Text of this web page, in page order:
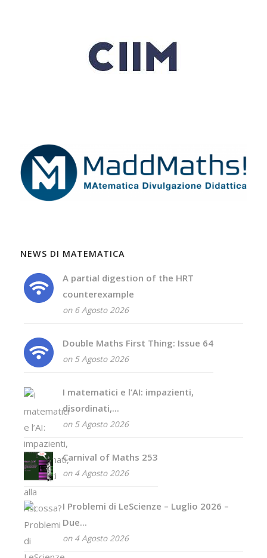
NEWS DI MATEMATICA
A partial digestion of the HRT
counterexample
on 6 Agosto 2026
Double Maths First Thing: Issue 64
on 5 Agosto 2026
I matematici e l’AI: impazienti,
disordinati,...
on 5 Agosto 2026
Carnival of Maths 253
on 4 Agosto 2026
I Problemi di LeScienze – Luglio 2026 –
Due...
on 4 Agosto 2026